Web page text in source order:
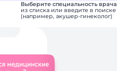
Выберите специальность врача
из списка или введите в поиске
(например, акушер-гинеколог)